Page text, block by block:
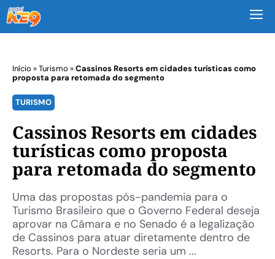
Início »Turismo »Cassinos Resorts em cidades turísticas como
proposta para retomada do segmento
TURISMO
Cassinos Resorts em cidades
turísticas como proposta
para retomada do segmento
Uma das propostas pós-pandemia para o
Turismo Brasileiro que o Governo Federal deseja
aprovar na Câmara e no Senado é a legalização
de Cassinos para atuar diretamente dentro de
Resorts. Para o Nordeste seria um ...